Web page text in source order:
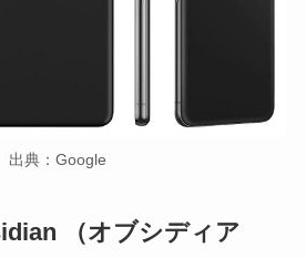
出典：Google
（オブシディア